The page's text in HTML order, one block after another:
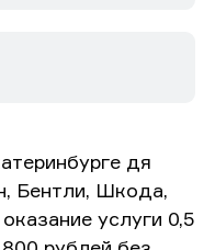
дя
Бентли, Шкода,
услуги 0,5